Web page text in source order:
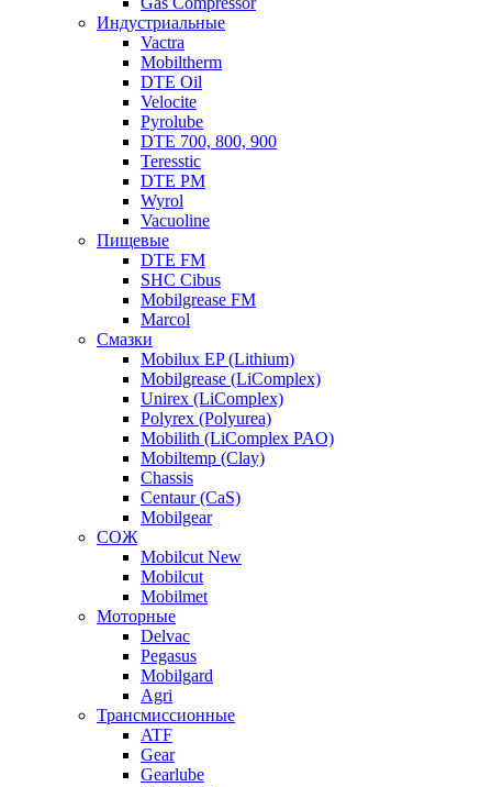
Индустриальные
Vactra
Mobiltherm
DTE Oil
Velocite
Pyrolube
DTE 700, 800, 900
Teresstic
DTE PM
Wyrol
Vacuoline
Пищевые
DTE FM
SHC Cibus
Mobilgrease FM
Marcol
Смазки
Mobilux EP (Lithium)
Mobilgrease (LiComplex)
Unirex (LiComplex)
Polyrex (Polyurea)
Mobilith (LiComplex PAO)
Mobiltemp (Clay)
Chassis
Centaur (CaS)
Mobilgear
СОЖ
Mobilcut New
Mobilcut
Mobilmet
Моторные
Delvac
Pegasus
Mobilgard
Agri
Трансмиссионные
ATF
Gear
Gearlube